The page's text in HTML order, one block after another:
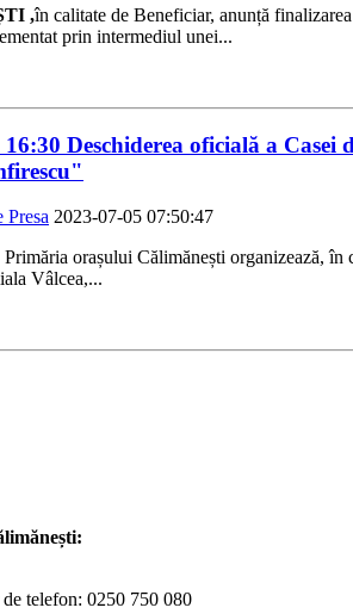
,în calitate de Beneficiar, anunță
prin intermediul unei...
Deschiderea oficială a
Presa 2023-07-05 07:50:47
orașului Călimănești organizează,
Vâlcea,...
de telefon: 0250 750 080